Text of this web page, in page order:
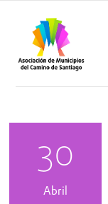
contenido
30
Abril